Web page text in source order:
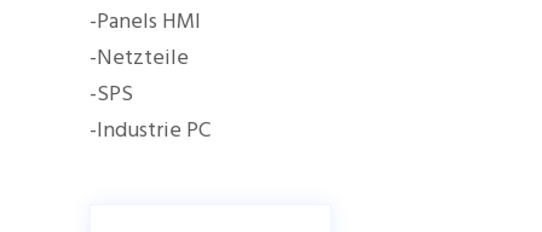
-Panels HMI
-Netzteile
-SPS
-Industrie PC